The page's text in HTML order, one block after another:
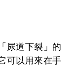
尿道下裂」的
可以用來在手